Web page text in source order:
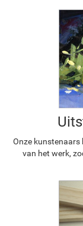
Onze kunstenaars
van het werk,